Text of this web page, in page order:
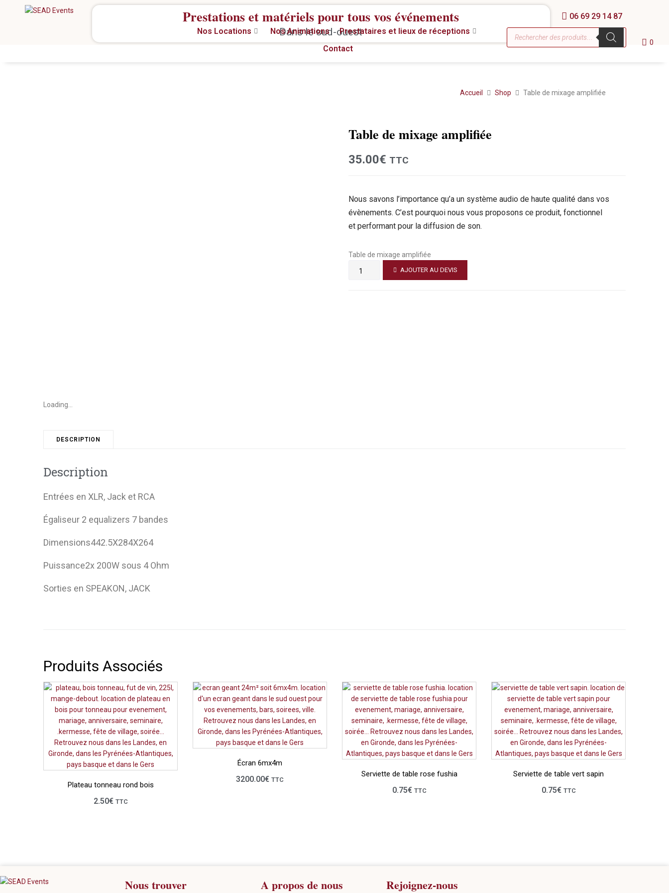
Prestations et matériels pour tous vos événements
Dans le sud-ouest
06 69 29 14 87
Nos Locations
Nos Animations
Prestataires et lieux de réceptions
Contact
0
Accueil Shop Table de mixage amplifiée
Table de mixage amplifiée
35.00€ TTC
Nous savons l’importance qu’a un système audio de haute qualité dans vos
évènements. C’est pourquoi nous vous proposons ce produit, fonctionnel
et performant pour la diffusion de son.
Table de mixage amplifiée
AJOUTER AU DEVIS
Loading...
DESCRIPTION
Description
Entrées en XLR, Jack et RCA
Égaliseur 2 equalizers 7 bandes
Dimensions442.5X284X264
Puissance2x 200W sous 4 Ohm
Sorties en SPEAKON, JACK
Produits Associés
Plateau tonneau rond bois
2.50€ TTC
Écran 6mx4m
3200.00€ TTC
Serviette de table rose fushia
0.75€ TTC
Serviette de table vert sapin
0.75€ TTC
Nous trouver A propos de nous Rejoignez-nous